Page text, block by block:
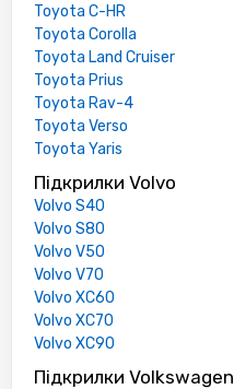
Toyota C-HR
Toyota Corolla
Toyota Land Cruiser
Toyota Prius
Toyota Rav-4
Toyota Verso
Toyota Yaris
Підкрилки Volvo
Volvo S40
Volvo S80
Volvo V50
Volvo V70
Volvo XC60
Volvo XC70
Volvo XC90
Підкрилки Volkswagen